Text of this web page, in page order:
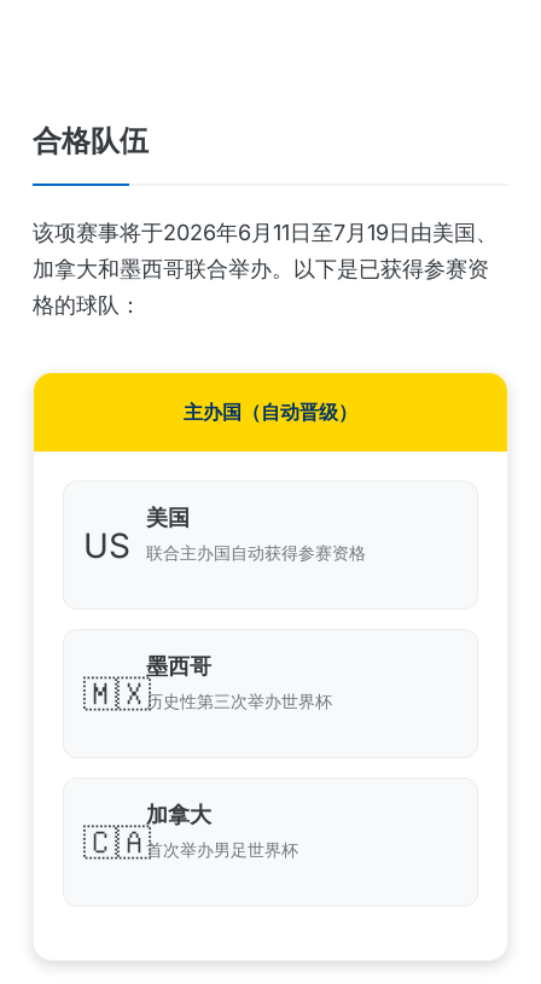
合格队伍
该项赛事将于2026年6月11日至7月19日由美国、
加拿大和墨西哥联合举办。以下是已获得参赛资
格的球队：
主办国（自动晋级）
US
美国
联合主办国自动获得参赛资格
🇲🇽
墨西哥
历史性第三次举办世界杯
🇨🇦
加拿大
首次举办男足世界杯